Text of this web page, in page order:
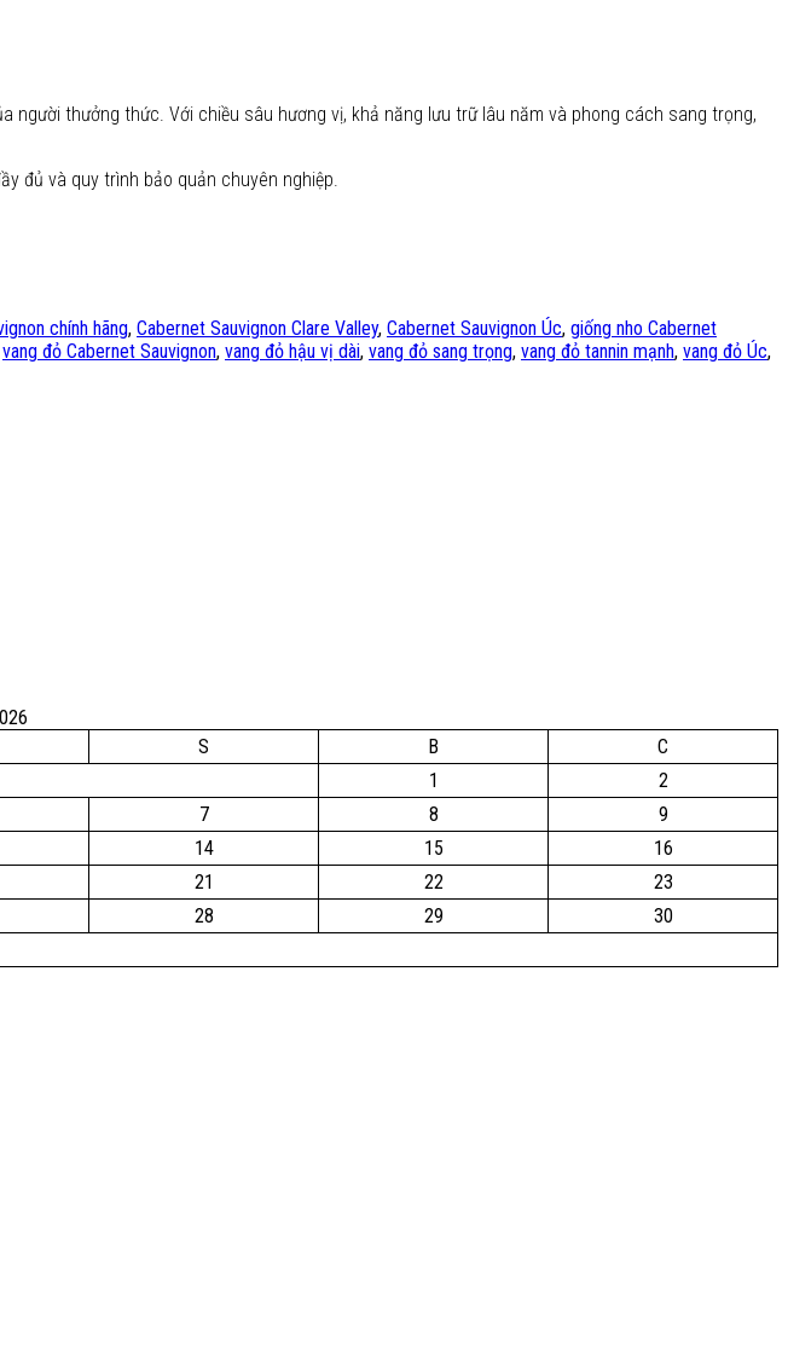
thưởng thức. Với chiều sâu hương vị, khả năng lưu trữ lâu năm và phong cách sang trọng,
đủ và quy trình bảo quản chuyên nghiệp.
chính hãng, Cabernet Sauvignon Clare Valley, Cabernet Sauvignon Úc, giống nho Cabernet
vang đỏ Cabernet Sauvignon, vang đỏ hậu vị dài, vang đỏ sang trọng, vang đỏ tannin mạnh, vang đỏ Úc,
S B
C
1
2
7 8
9
14 15
16
21 22
23
28 29
30